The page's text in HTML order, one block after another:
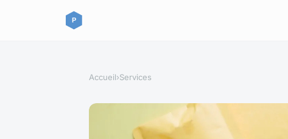
Accueil›Services